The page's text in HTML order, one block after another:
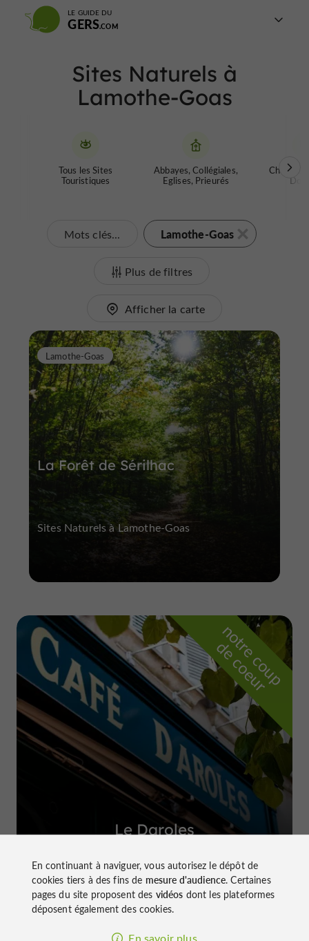
LE GUIDE DU
GERS
Sites Naturels à
Lamothe-Goas
Tous les Sites
Touristiques
Abbayes, Collégiales,
Eglises, Prieurés
Mots clés... Lamothe-Goas
Plus de filtres
Afficher la carte
La Forêt de Sérilhac
Lamothe-Goas
Sites Naturels à Lamothe-Goas
n
o
t
r
e
c
o
u
p
d
e
c
o
e
u
r
Le Daroles
Top expériences
En continuant à naviguer, vous autorisez le dépôt de
cookies tiers à des fins de mesure d'audience. Certaines
pages du site proposent des vidéos dont les plateformes
déposent également des cookies.
En savoir plus